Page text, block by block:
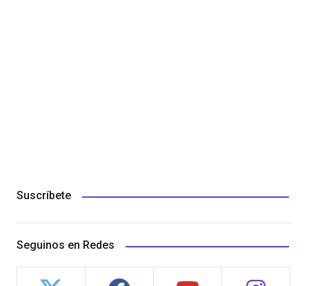
Suscríbete
Seguinos en Redes